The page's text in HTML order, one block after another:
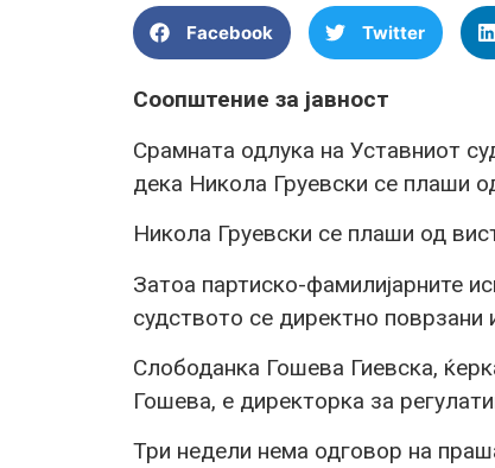
Facebook Twitter
Соопштение за јавност
Срамната одлука на Уставниот
дека Никола Груевски се плаши
Никола Груевски се плаши од
Затоа партиско-фамилијарните
судството се директно
Слободанка Гошева Гиевска,
Гошева, е директорка за
Три недели нема одговор на